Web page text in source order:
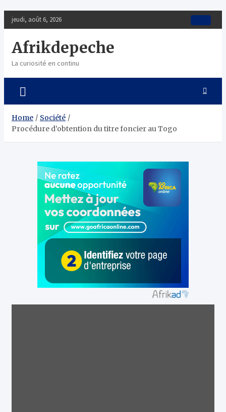
Skip
content
jeudi, août 6, 2026
Afrikdepeche
La curiosité en continu
Home
Société
Procédure d’obtention du titre foncier au Togo